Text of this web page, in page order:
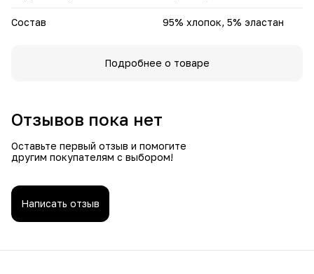
Состав 95% хлопок, 5% эластан
Подробнее о товаре
Отзывов пока нет
Оставьте первый отзыв и помогите
другим покупателям с выбором!
Написать отзыв